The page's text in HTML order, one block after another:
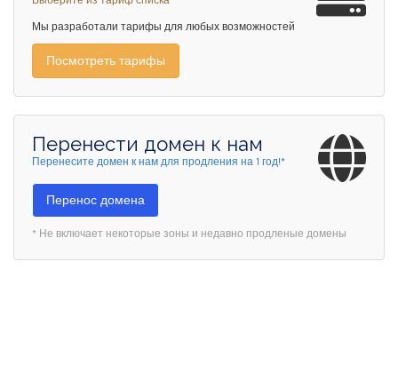
Мы разработали тарифы для любых возможностей
Посмотреть тарифы
Перенести домен к нам
Перенесите домен к нам для продления на 1 год!*
Перенос домена
* Не включает некоторые зоны и недавно продленые домены